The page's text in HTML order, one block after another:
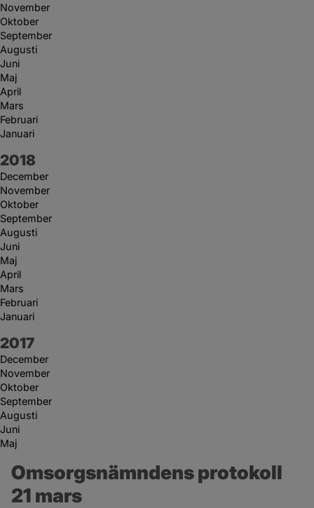
November
Oktober
September
Augusti
Juni
Maj
April
Mars
Februari
Januari
År:
2018
December
November
Oktober
September
Augusti
Juni
Maj
April
Mars
Februari
Januari
År:
2017
December
November
Oktober
September
Augusti
Juni
Maj
Omsorgsnämndens protokoll
21 mars